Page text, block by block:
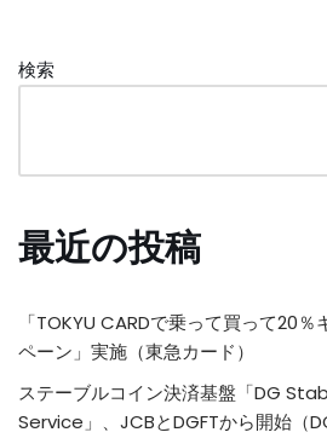
検索
最近の投稿
「TOKYU CARDで乗って買って20
ペーン」実施（東急カード）
ステーブルコイン決済基盤「DG
Service」、JCBとDGFTから開始（